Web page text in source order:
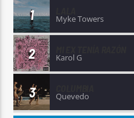
1 Myke Towers
2 Karol G
3 Quevedo